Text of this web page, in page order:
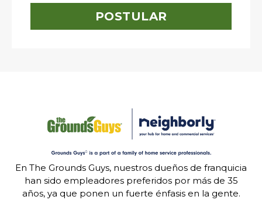
POSTULAR
En The Grounds Guys, nuestros dueños de franquicia
han sido empleadores preferidos por más de 35
años, ya que ponen un fuerte énfasis en la gente.